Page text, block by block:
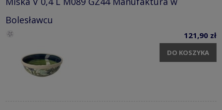
Bolesławcu
121,90 zł
DO KOSZYKA